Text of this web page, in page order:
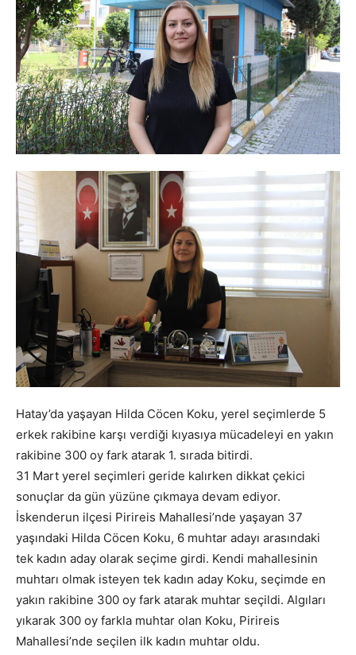
Hatay’da yaşayan Hilda Cöcen Koku, yerel seçimlerde 5
erkek rakibine karşı verdiği kıyasıya mücadeleyi en yakın
rakibine 300 oy fark atarak 1. sırada bitirdi.
31 Mart yerel seçimleri geride kalırken dikkat çekici
sonuçlar da gün yüzüne çıkmaya devam ediyor.
İskenderun ilçesi Pirireis Mahallesi’nde yaşayan 37
yaşındaki Hilda Cöcen Koku, 6 muhtar adayı arasındaki
tek kadın aday olarak seçime girdi. Kendi mahallesinin
muhtarı olmak isteyen tek kadın aday Koku, seçimde en
yakın rakibine 300 oy fark atarak muhtar seçildi. Algıları
yıkarak 300 oy farkla muhtar olan Koku, Pirireis
Mahallesi’nde seçilen ilk kadın muhtar oldu.